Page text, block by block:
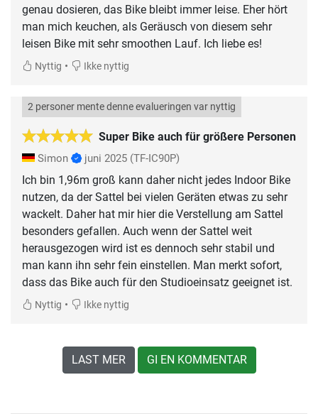
genau dosieren, das Bike bleibt immer leise. Eher hört
man mich keuchen, als Geräusch von diesem sehr
leisen Bike mit sehr smoothen Lauf. Ich liebe es!
Nyttig • Ikke nyttig
Super Bike auch für größere Personen
2 personer mente denne evalueringen var nyttig
Simon juni 2025 (TF-IC90P)
Ich bin 1,96m groß kann daher nicht jedes Indoor Bike
nutzen, da der Sattel bei vielen Geräten etwas zu sehr
wackelt. Daher hat mir hier die Verstellung am Sattel
besonders gefallen. Auch wenn der Sattel weit
herausgezogen wird ist es dennoch sehr stabil und
man kann ihn sehr fein einstellen. Man merkt sofort,
dass das Bike auch für den Studioeinsatz geeignet ist.
Nyttig • Ikke nyttig
LAST MER GI EN KOMMENTAR